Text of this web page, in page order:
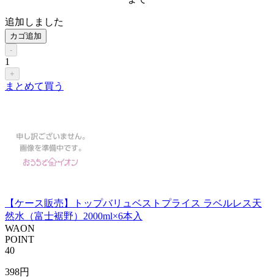
追加しました
カゴ追加
-
1
+
まとめて買う
【ケース販売】トップバリュベストプライス ラベルレス天
然水（富士裾野）2000ml×6本入
WAON
POINT
40
398円